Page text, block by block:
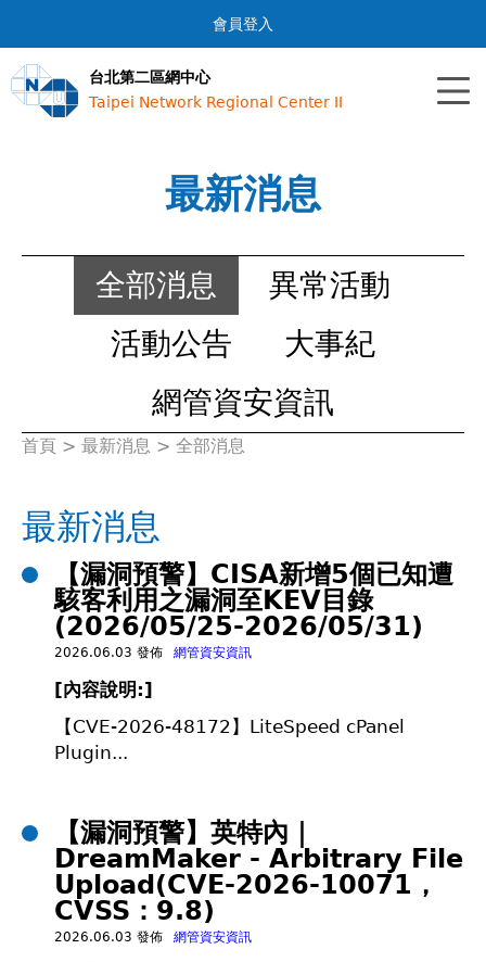
Jump to navigation
會員登入
台北第二區網中心
Taipei Network Regional Center II
最新消息
全部消息
異常活動
活動公告
大事紀
網管資安資訊
您
在
這
首頁 > 最新消息 > 全部消息
最新消息
【漏洞預警】CISA新增5個已知遭
駭客利用之漏洞至KEV目錄
(2026/05/25-2026/05/31)
2026.06.03 發佈 網管資安資訊
[內容說明:]
【CVE-2026-48172】LiteSpeed cPanel
Plugin...
【漏洞預警】英特內｜
DreamMaker - Arbitrary File
Upload(CVE-2026-10071，
CVSS：9.8)
2026.06.03 發佈 網管資安資訊